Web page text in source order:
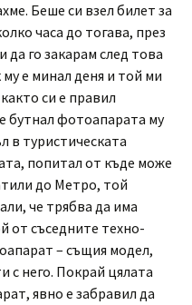
Беше си взел билет за
часа до тогава, през
да го закарам след това
е минал деня и той ми
си е правил
бутнал фотоапарата му
в туристическата
попитал от къде може
до Метро, той
че трябва да има
от съседните техно-
– същия модел,
с него. Покрай цялата
явно е забравил да